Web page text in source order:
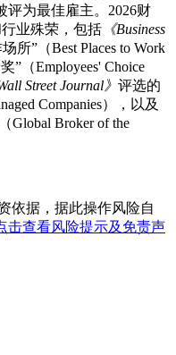
评为最佳雇主。2026财
业殊荣，包括 《Business
所”（Best Places to Work
”（Employees' Choice
Street Journal》 评选的
Companies），以及
Global Broker of the
依据，据此操作风险自
击查看风险提示及免责声